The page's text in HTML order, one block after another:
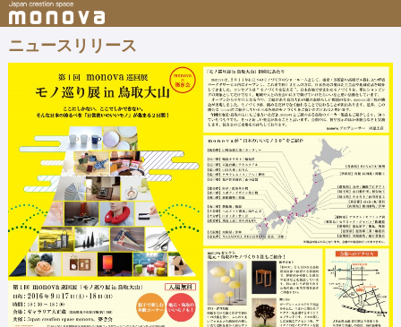
ニュースリリース